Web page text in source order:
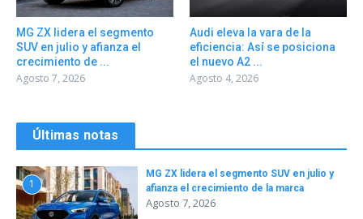
MG ZX lidera el segmento
SUV en julio y afianza el
crecimiento de ...
Agosto 7, 2026
Audi eleva la vara de la
eficiencia: Así se posiciona
el nuevo A2 ...
Agosto 4, 2026
Últimas notas
1
MG ZX lidera el segmento SUV en julio y
afianza el crecimiento de la marca
Agosto 7, 2026